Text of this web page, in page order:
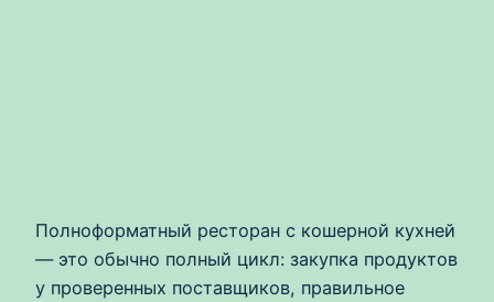
Полноформатный ресторан с кошерной кухней
— это обычно полный цикл: закупка продуктов
у проверенных поставщиков, правильное